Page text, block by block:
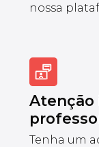
nossa
Atenção
Tenha um